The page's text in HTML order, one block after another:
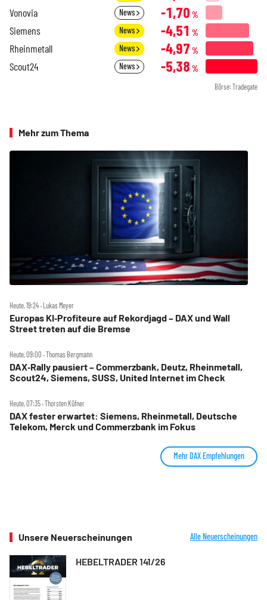
Vonovia News -1,70 %
Siemens News -4,51 %
Rheinmetall News -4,97 %
Scout24 News -5,38 %
Börse: Tradegate
Mehr zum Thema
Heute, 19:24 ‧ Lukas Meyer
Europas KI‑Profiteure auf Rekordjagd – DAX und Wall
Street treten auf die Bremse
Heute, 09:00 ‧ Thomas Bergmann
DAX‑Rally pausiert – Commerzbank, Deutz, Rheinmetall,
Scout24, Siemens, SUSS, United Internet im Check
Heute, 07:35 ‧ Thorsten Küfner
DAX fester erwartet: Siemens, Rheinmetall, Deutsche
Telekom, Merck und Commerzbank im Fokus
Mehr DAX Empfehlungen
Unsere Neuerscheinungen Alle Neuerscheinungen
HEBELTRADER 141/26